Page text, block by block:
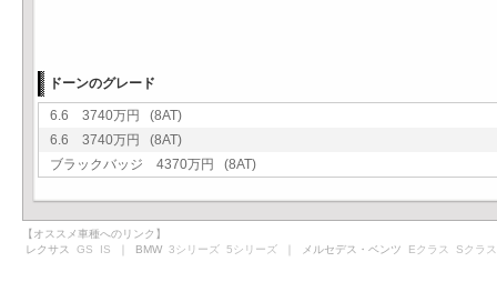
ドーンのグレード
6.6 3740万円 (8AT)
6.6 3740万円 (8AT)
ブラックバッジ 4370万円 (8AT)
【オススメ車種へのリンク】
レクサス GS IS ｜ BMW 3シリーズ 5シリーズ ｜ メルセデス・ベンツ Eクラス Sクラス